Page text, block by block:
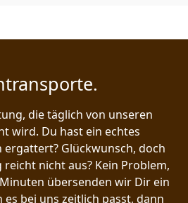
die täglich von unseren
wird. Du hast ein echtes
ergattert? Glückwunsch, doch
reicht nicht aus? Kein Problem,
übersenden wir Dir ein
bei uns zeitlich passt, dann